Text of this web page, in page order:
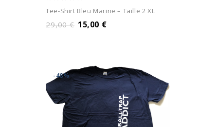
out
of
Tee-Shirt Bleu Marine – Taille 2 XL
29,00€ 15,00 €
-48%